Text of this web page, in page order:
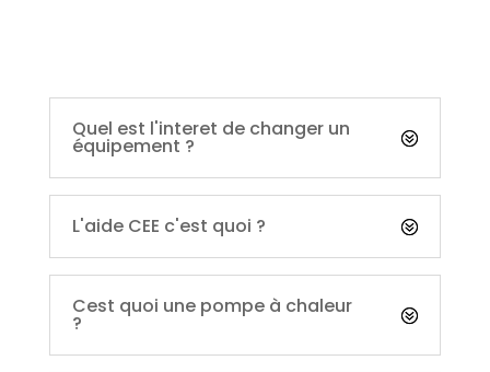
Quel est l'interet de changer un
équipement ?
L'aide CEE c'est quoi ?
Cest quoi une pompe à chaleur
?